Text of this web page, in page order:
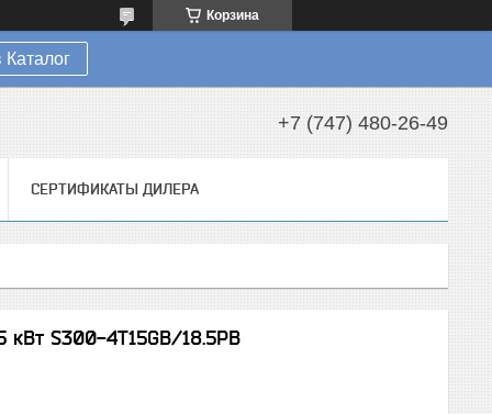
Корзина
+7 (747) 480-26-49
СЕРТИФИКАТЫ ДИЛЕРА
кВт S300-4T15GB/18.5PB